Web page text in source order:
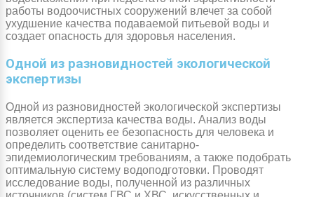
работы водоочистных сооружений влечет за собой
ухудшение качества подаваемой питьевой воды и
создает опасность для здоровья населения.
Одной из разновидностей экологической
экспертизы
Одной из разновидностей экологической экспертизы
является экспертиза качества воды. Анализ воды
позволяет оценить ее безопасность для человека и
определить соответствие санитарно-
эпидемиологическим требованиям, а также подобрать
оптимальную систему водоподготовки. Проводят
исследование воды, полученной из различных